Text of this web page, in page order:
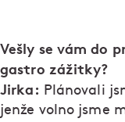
Vešly se vám do
gastro zážitky?
Jirka: Plánovali
jenže volno jsme